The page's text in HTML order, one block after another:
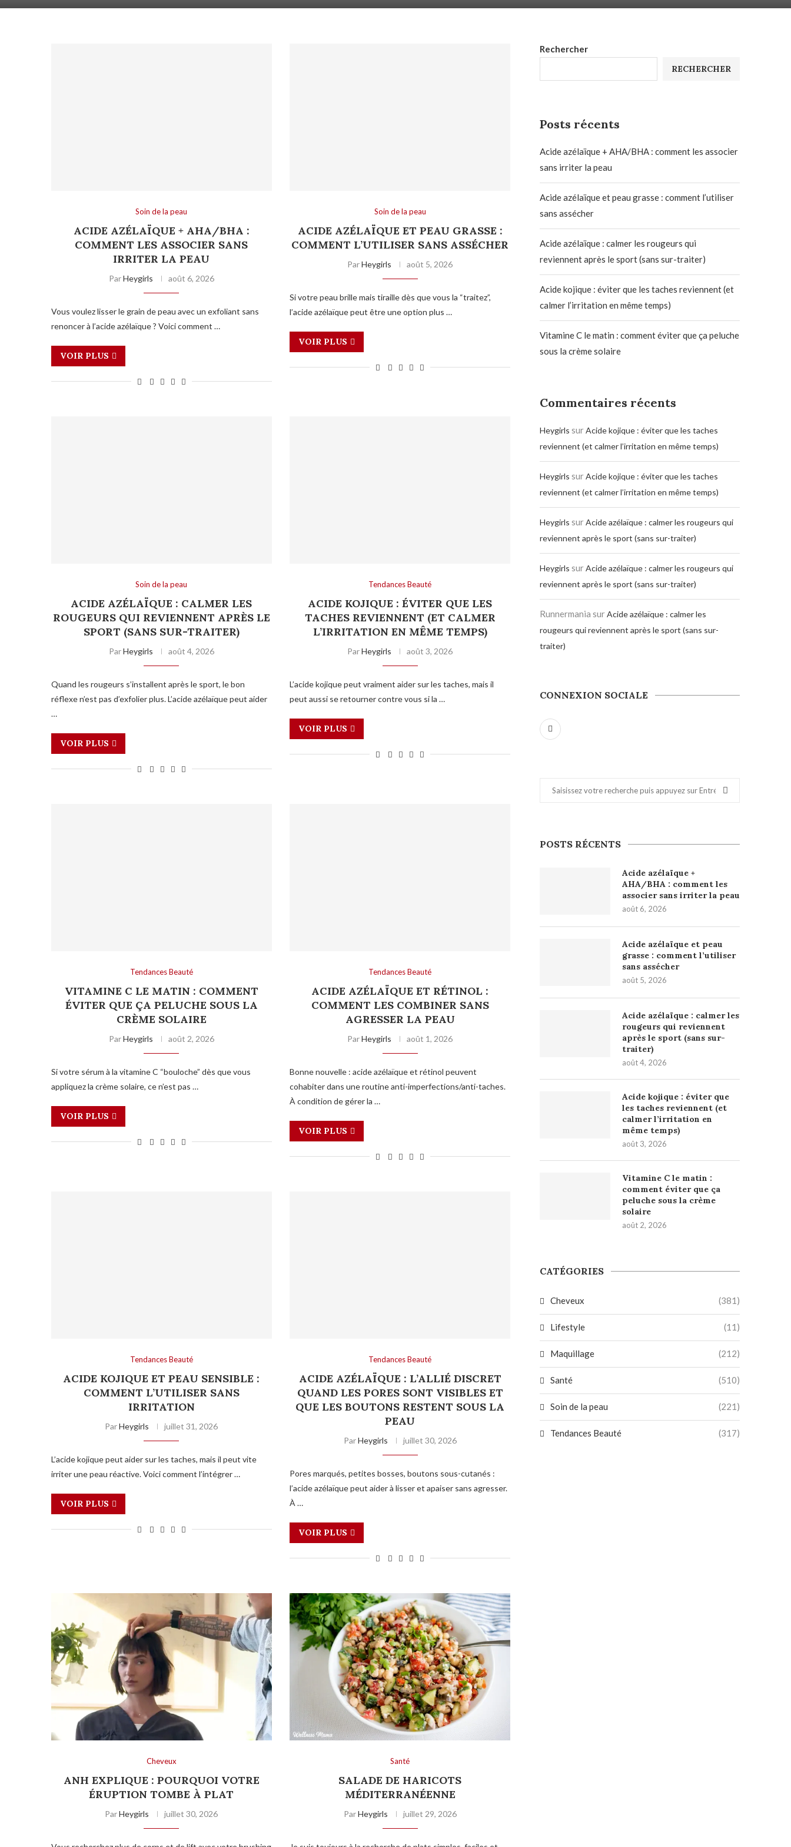
Soin de la peau
ACIDE AZÉLAÏQUE + AHA/BHA :
COMMENT LES ASSOCIER SANS
IRRITER LA PEAU
ParHeygirls août 6, 2026
Vous voulez lisser le grain de peau avec un exfoliant sans
renoncer à l’acide azélaïque ? Voici comment …
VOIR PLUS
Soin de la peau
ACIDE AZÉLAÏQUE ET PEAU GRASSE :
COMMENT L’UTILISER SANS ASSÉCHER
ParHeygirls août 5, 2026
Si votre peau brille mais tiraille dès que vous la “traitez”,
l’acide azélaïque peut être une option plus …
VOIR PLUS
Soin de la peau
ACIDE AZÉLAÏQUE : CALMER LES
ROUGEURS QUI REVIENNENT APRÈS LE
SPORT (SANS SUR-TRAITER)
ParHeygirls août 4, 2026
Quand les rougeurs s’installent après le sport, le bon
réflexe n’est pas d’exfolier plus. L’acide azélaïque peut aider
…
VOIR PLUS
Tendances Beauté
ACIDE KOJIQUE : ÉVITER QUE LES
TACHES REVIENNENT (ET CALMER
L’IRRITATION EN MÊME TEMPS)
ParHeygirls août 3, 2026
L’acide kojique peut vraiment aider sur les taches, mais il
peut aussi se retourner contre vous si la …
VOIR PLUS
Tendances Beauté
VITAMINE C LE MATIN : COMMENT
ÉVITER QUE ÇA PELUCHE SOUS LA
CRÈME SOLAIRE
ParHeygirls août 2, 2026
Si votre sérum à la vitamine C “bouloche” dès que vous
appliquez la crème solaire, ce n’est pas …
VOIR PLUS
Tendances Beauté
ACIDE AZÉLAÏQUE ET RÉTINOL :
COMMENT LES COMBINER SANS
AGRESSER LA PEAU
ParHeygirls août 1, 2026
Bonne nouvelle : acide azélaïque et rétinol peuvent
cohabiter dans une routine anti-imperfections/anti-taches.
À condition de gérer la …
VOIR PLUS
Tendances Beauté
ACIDE KOJIQUE ET PEAU SENSIBLE :
COMMENT L’UTILISER SANS
IRRITATION
ParHeygirls juillet 31, 2026
L’acide kojique peut aider sur les taches, mais il peut vite
irriter une peau réactive. Voici comment l’intégrer …
VOIR PLUS
Tendances Beauté
ACIDE AZÉLAÏQUE : L’ALLIÉ DISCRET
QUAND LES PORES SONT VISIBLES ET
QUE LES BOUTONS RESTENT SOUS LA
PEAU
ParHeygirls juillet 30, 2026
Pores marqués, petites bosses, boutons sous-cutanés :
l’acide azélaïque peut aider à lisser et apaiser sans agresser.
À …
VOIR PLUS
Cheveux
ANH EXPLIQUE : POURQUOI VOTRE
ÉRUPTION TOMBE À PLAT
ParHeygirls juillet 30, 2026
Santé
SALADE DE HARICOTS
MÉDITERRANÉENNE
ParHeygirls juillet 29, 2026
Rechercher
RECHERCHER
Posts récents
Acide azélaïque + AHA/BHA : comment les associer
sans irriter la peau
Acide azélaïque et peau grasse : comment l’utiliser
sans assécher
Acide azélaïque : calmer les rougeurs qui
reviennent après le sport (sans sur-traiter)
Acide kojique : éviter que les taches reviennent (et
calmer l’irritation en même temps)
Vitamine C le matin : comment éviter que ça peluche
sous la crème solaire
Commentaires récents
Heygirls surAcide kojique : éviter que les taches
reviennent (et calmer l’irritation en même temps)
Heygirls surAcide kojique : éviter que les taches
reviennent (et calmer l’irritation en même temps)
Heygirls surAcide azélaïque : calmer les rougeurs qui
reviennent après le sport (sans sur-traiter)
Heygirls surAcide azélaïque : calmer les rougeurs qui
reviennent après le sport (sans sur-traiter)
Runnermania surAcide azélaïque : calmer les
rougeurs qui reviennent après le sport (sans sur-
traiter)
CONNEXION SOCIALE
POSTS RÉCENTS
Acide azélaïque +
AHA/BHA : comment les
associer sans irriter la peau
août 6, 2026
Acide azélaïque et peau
grasse : comment l’utiliser
sans assécher
août 5, 2026
Acide azélaïque : calmer les
rougeurs qui reviennent
après le sport (sans sur-
traiter)
août 4, 2026
Acide kojique : éviter que
les taches reviennent (et
calmer l’irritation en
même temps)
août 3, 2026
Vitamine C le matin :
comment éviter que ça
peluche sous la crème
solaire
août 2, 2026
CATÉGORIES
Cheveux (381)
Lifestyle (11)
Maquillage (212)
Santé (510)
Soin de la peau (221)
Tendances Beauté (317)